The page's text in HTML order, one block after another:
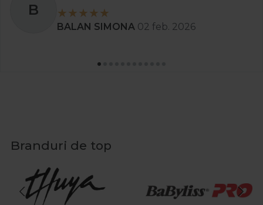
B
BALAN SIMONA 02 feb. 2026
Branduri de top